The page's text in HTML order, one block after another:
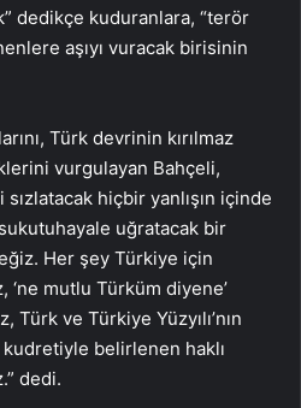
dedikçe kuduranlara, “terör
aşıyı vuracak birisinin
Türk devrinin kırılmaz
vurgulayan Bahçeli,
hiçbir yanlışın içinde
uğratacak bir
Her şey Türkiye için
‘ne mutlu Türküm diyene’
Türk ve Türkiye Yüzyılı’nın
belirlenen haklı
dedi.